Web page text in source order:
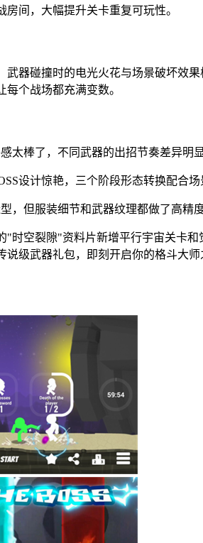
间，大幅提升关卡重复可玩性。
武器碰撞时的电光火花与场景破坏效
个战场都充满变数。
太棒了，不同武器的出招节奏差异明
设计惊艳，三个阶段形态转换配合
，但服装细节和武器纹理都做了高精
"时空裂隙"资料片新增平行宇宙关卡
级武器礼包，即刻开启你的格斗大师